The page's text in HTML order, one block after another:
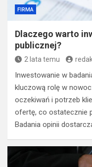
FIRMA
Dlaczego warto
publicznej?
2 lata temu
Inwestowanie w
kluczową rolę w
oczekiwań i potrzeb
ofertę, co ostatecznie
Badania opinii